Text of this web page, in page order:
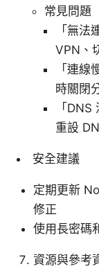
常見問題
「無
VPN、
「連
時關閉
「
重設
安全建議
定期更新
修正
使用長密碼
資源與參考